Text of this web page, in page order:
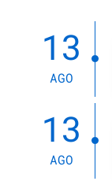
13
AGO
13
AGO